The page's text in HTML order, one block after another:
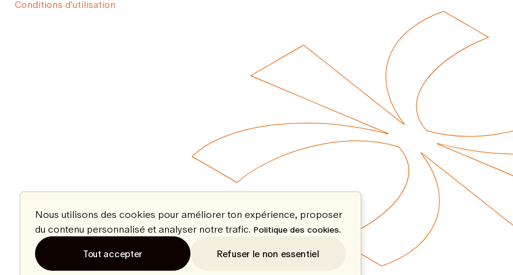
Conditions d'utilisation
Nous utilisons des cookies pour améliorer ton expérience, proposer
du contenu personnalisé et analyser notre trafic. Politique des cookies.
Tout accepter Refuser le non essentiel